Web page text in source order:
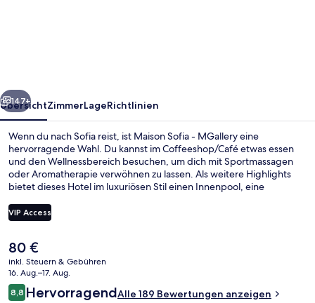
Weiter
147+
ÜbersichtZimmerLageRichtlinien
Wenn du nach Sofia reist, ist Maison Sofia - MGallery eine
hervorragende Wahl. Du kannst im Coffeeshop/Café etwas essen
und den Wellnessbereich besuchen, um dich mit Sportmassagen
oder Aromatherapie verwöhnen zu lassen. Als weitere Highlights
bietet dieses Hotel im luxuriösen Stil einen Innenpool, eine
VIP Access
Der
aktuelle
Preis
beträgt
80 €.
80 €
inkl. Steuern & Gebühren
16. Aug.–17. Aug.
Bewertungen
8,88,8 von 10.
HervorragendAlle 189 Bewertungen anzeigen